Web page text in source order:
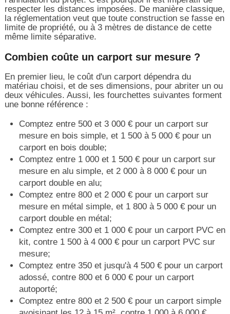
respecter les distances imposées. De manière classique,
la réglementation veut que toute construction se fasse en
limite de propriété, ou à 3 mètres de distance de cette
même limite séparative.
Combien coûte un carport sur mesure ?
En premier lieu, le coût d'un carport dépendra du
matériau choisi, et de ses dimensions, pour abriter un ou
deux véhicules. Aussi, les fourchettes suivantes forment
une bonne référence :
Comptez entre 500 et 3 000 € pour un carport sur
mesure en bois simple, et 1 500 à 5 000 € pour un
carport en bois double;
Comptez entre 1 000 et 1 500 € pour un carport sur
mesure en alu simple, et 2 000 à 8 000 € pour un
carport double en alu;
Comptez entre 800 et 2 000 € pour un carport sur
mesure en métal simple, et 1 800 à 5 000 € pour un
carport double en métal;
Comptez entre 300 et 1 000 € pour un carport PVC en
kit, contre 1 500 à 4 000 € pour un carport PVC sur
mesure;
Comptez entre 350 et jusqu'à 4 500 € pour un carport
adossé, contre 800 et 6 000 € pour un carport
autoporté;
Comptez entre 800 et 2 500 € pour un carport simple